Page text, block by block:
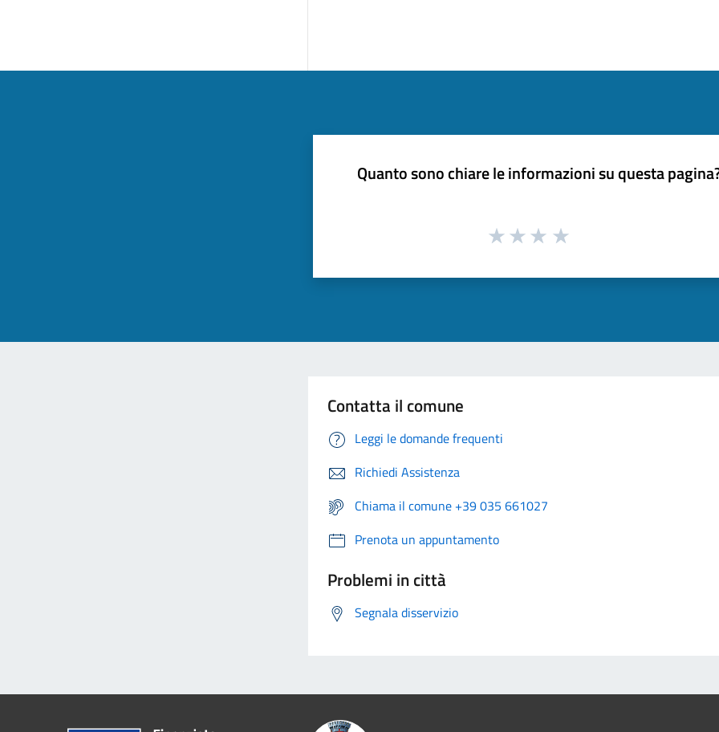
Quanto sono chiare le informazioni su questa
Contatta il comune
Leggi le domande frequenti
Richiedi Assistenza
Chiama il comune +39 035 661027
Prenota un appuntamento
Problemi in città
Segnala disservizio